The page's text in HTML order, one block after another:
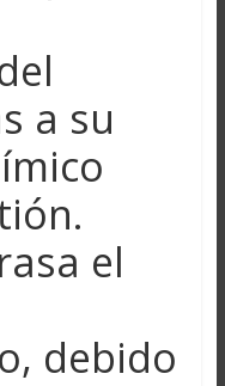
a su
el
debido